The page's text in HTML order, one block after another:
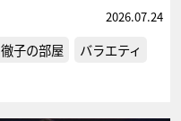
2026.07.24
徹子の部屋 バラエティ